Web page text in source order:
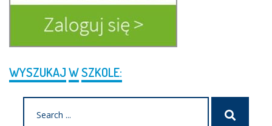
WYSZUKAJWSZKOLE:
Szukaj